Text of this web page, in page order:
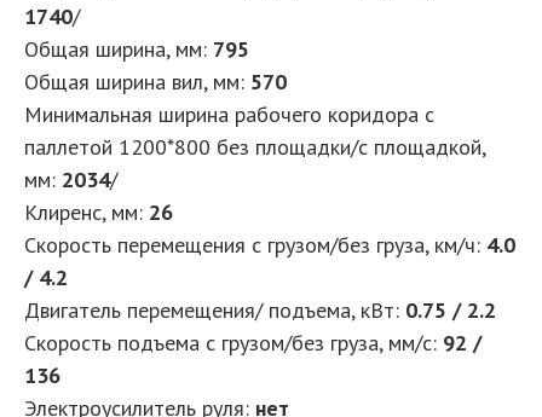
1740/
Общая ширина, мм: 795
Общая ширина вил, мм: 570
Минимальная ширина рабочего коридора с
паллетой 1200*800 без площадки/с площадкой,
мм: 2034/
Клиренс, мм: 26
Скорость перемещения с грузом/без груза, км/ч: 4.0
/ 4.2
Двигатель перемещения/ подъема, кВт: 0.75 / 2.2
Скорость подъема с грузом/без груза, мм/с: 92 /
136
Электроусилитель руля: нет